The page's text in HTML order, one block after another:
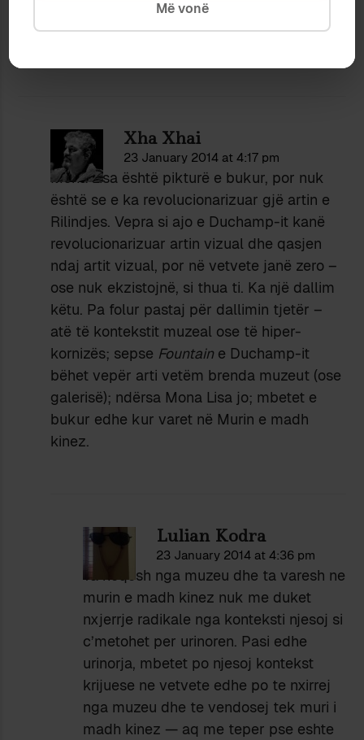
Xha Xhai
23 January 2014 at 4:17 pm
Mona Lisa është pikturë e bukur, por nuk
është se e ka revolucionarizuar gjë artin e
Rilindjes. Vepra si ajo e Duchamp-it kanë
revolucionarizuar artin vizual dhe qasjen
ndaj artit vizual, por në vetvete janë zero –
ose nuk ekzistojnë, si thua ti. Ka një dallim
këtu. Pa folur pastaj për dallimin tjetër –
atë të kontekstit muzeal ose të hiper-
kornizës; sepse Fountain e Duchamp-it
bëhet vepër arti vetëm brenda muzeut (ose
galerisë); ndërsa Mona Lisa jo; mbetet e
bukur edhe kur varet në Murin e madh
kinez.
Lulian Kodra
23 January 2014 at 4:36 pm
Ta heqesh nga muzeu dhe ta varesh ne
murin e madh kinez nuk me duket
nxjerrje radikale nga konteksti njesoj si
c’metohet per urinoren. Pasi edhe
urinorja, mbetet po njesoj kontekst
krijuese ne vetvete edhe po te nxirrej
nga muzeu dhe te vendosej tek muri i
madh kinez — aq me teper pse eshte
Më vonë